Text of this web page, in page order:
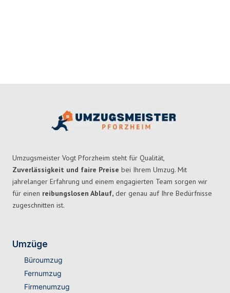
Umzugsmeister Vogt Pforzheim steht für Qualität,
Zuverlässigkeit und faire Preise bei Ihrem Umzug. Mit
jahrelanger Erfahrung und einem engagierten Team sorgen wir
für einen reibungslosen Ablauf, der genau auf Ihre Bedürfnisse
zugeschnitten ist.
Umzüge
Büroumzug
Fernumzug
Firmenumzug